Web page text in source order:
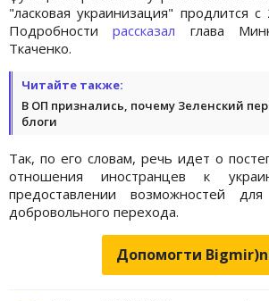
"ласковая украинизация" продлится
Подробностирассказал глава
Ткаченко.
Читайте также:
В ОП признались, почему Зеленский
блоги
Так, по его словам, речь идет о
отношения иностранцев к
предоставлении возможностей
добровольного перехода.
Допомогти